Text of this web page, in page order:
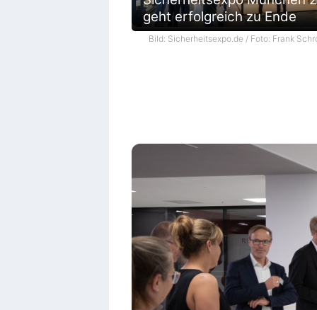
geht erfolgreich zu Ende
Bild: Sicherheitsexpo.de / Foto: Frank